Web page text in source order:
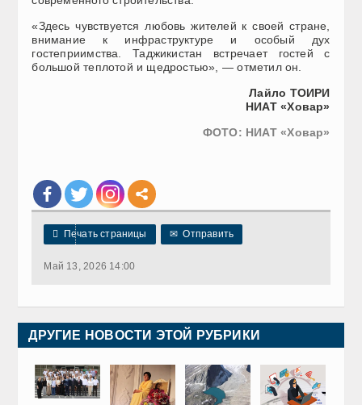
«Здесь чувствуется любовь жителей к своей стране,
внимание к инфраструктуре и особый дух
гостеприимства. Таджикистан встречает гостей с
большой теплотой и щедростью», — отметил он.
Лайло ТОИРИ
НИАТ «Ховар»
ФОТО: НИАТ «Ховар»
 Печать страницы ✉ Отправить
Май 13, 2026 14:00
ДРУГИЕ НОВОСТИ ЭТОЙ РУБРИКИ